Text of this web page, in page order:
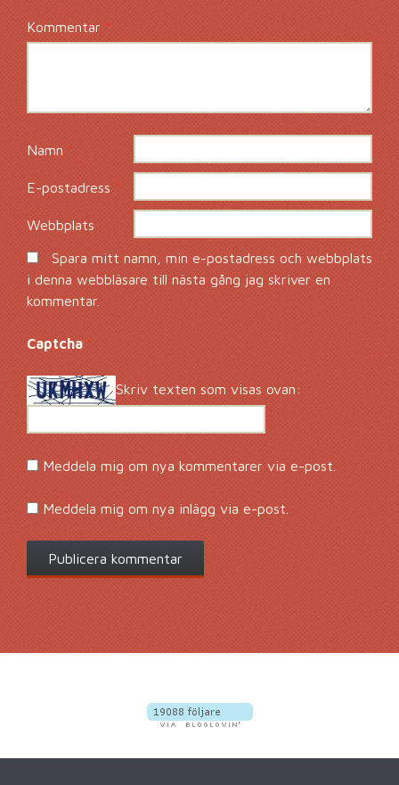
Kommentar*
Namn*
E-postadress*
Webbplats
Spara mitt namn, min e-postadress och webbplats
i denna webbläsare till nästa gång jag skriver en
kommentar.
Captcha*
Skriv texten som visas ovan:
Meddela mig om nya kommentarer via e-post.
Meddela mig om nya inlägg via e-post.